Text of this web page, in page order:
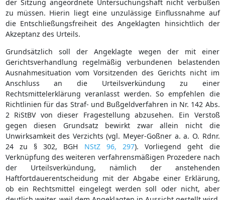
der Sitzung angeordnete Untersuchungshaft nicht verbüßen
zu müssen. Hierin liegt eine unzulässige Einflussnahme auf
die Entschließungsfreiheit des Angeklagten hinsichtlich der
Akzeptanz des Urteils.
Grundsätzlich soll der Angeklagte wegen der mit einer
Gerichtsverhandlung regelmäßig verbundenen belastenden
Ausnahmesituation vom Vorsitzenden des Gerichts nicht im
Anschluss an die Urteilsverkündung zu einer
Rechtsmittelerklärung veranlasst werden. So empfehlen die
Richtlinien für das Straf- und Bußgeldverfahren in Nr. 142 Abs.
2 RiStBV von dieser Fragestellung abzusehen. Ein Verstoß
gegen diesen Grundsatz bewirkt zwar allein nicht die
Unwirksamkeit des Verzichts (vgl. Meyer-Goßner a. a. O. Rdnr.
24 zu § 302, BGH NStZ 96, 297). Vorliegend geht die
Verknüpfung des weiteren verfahrensmäßigen Prozedere nach
der Urteilsverkündung, nämlich der anstehenden
Haftfortdauerentscheidung mit der Abgabe einer Erklärung,
ob ein Rechtsmittel eingelegt werden soll oder nicht, aber